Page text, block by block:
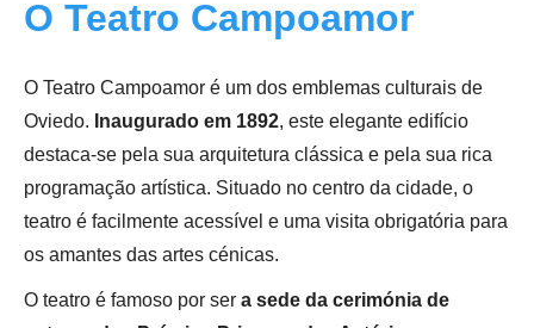
O Teatro Campoamor
O Teatro Campoamor é um dos emblemas culturais de
Oviedo. Inaugurado em 1892, este elegante edifício
destaca-se pela sua arquitetura clássica e pela sua rica
programação artística. Situado no centro da cidade, o
teatro é facilmente acessível e uma visita obrigatória para
os amantes das artes cénicas.
O teatro é famoso por ser a sede da cerimónia de